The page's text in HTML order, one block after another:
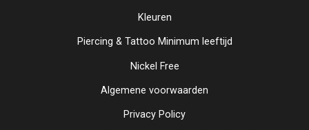
Kleuren
Piercing & Tattoo Minimum leeftijd
Nickel Free
Algemene voorwaarden
Privacy Policy